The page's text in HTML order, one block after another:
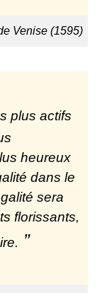
Venise (1595)
plus actifs
heureux
dans le
sera
florissants,